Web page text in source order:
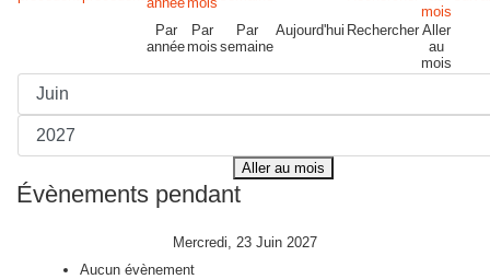
Par
année
Par
mois
Par
semaine
Aujourd'hui Rechercher Aller
au
mois
Aller au mois
Évènements pendant
Mercredi, 23 Juin 2027
Aucun évènement